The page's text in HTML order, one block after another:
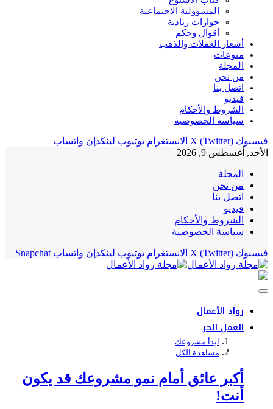
المسؤولية الاجتماعية
حوارات ريادية
أقوال وحكم
أسعار العملات والذهب
منوعات
المجلة
من نحن
اتصل بنا
فيديو
الشروط والأحكام
سياسة الخصوصية
فيسبوك X (Twitter) الانستغرام يوتيوب لينكدإن واتساب
الأحد, أغسطس 9, 2026
المجلة
من نحن
اتصل بنا
فيديو
الشروط والأحكام
سياسة الخصوصية
فيسبوك X (Twitter) الانستغرام يوتيوب لينكدإن واتساب Snapchat
رواد الأعمال
العمل الحر
ابدأ مشروعك
مشاهدة الكل
أكبر عائق أمام نمو مشروعك قد يكون
أنت!